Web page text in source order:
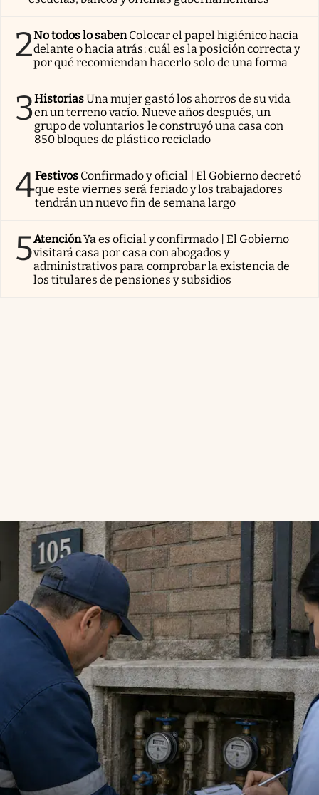
2No todos lo sabenColocar el papel higiénico hacia
delante o hacia atrás: cuál es la posición correcta y
por qué recomiendan hacerlo solo de una forma
3HistoriasUna mujer gastó los ahorros de su vida
en un terreno vacío. Nueve años después, un
grupo de voluntarios le construyó una casa con
850 bloques de plástico reciclado
4Festivos Confirmado y oficial | El Gobierno decretó
que este viernes será feriado y los trabajadores
tendrán un nuevo fin de semana largo
5AtenciónYa es oficial y confirmado | El Gobierno
visitará casa por casa con abogados y
administrativos para comprobar la existencia de
los titulares de pensiones y subsidios